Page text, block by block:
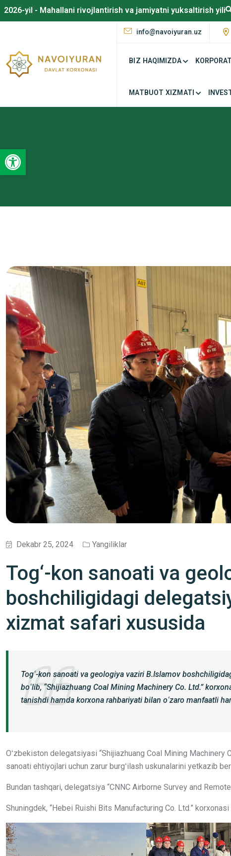
Open toolbar
2026-yil - Mahallani rivojlantirish va jamiyatni yuksaltirish yili
info@navoiyuran.uz
BIZ HAQIMIZDA
MATBUOT XIZMATI
Dekabr 25, 2024 Yangiliklar
Tog‘-kon sanoati va
boshchiligidagi
xizmat safari xususida
Togʻ-kon sanoati va geologiya vaziri B.Islamov
boʻlib, “Shijiazhuang Coal Mining Machinery Co. Ltd.”
tanishdi hamda korxona rahbariyati bilan oʻzaro manfaatli
Oʻzbekiston delegatsiyasi “Shijiazhuang Coal Mining Machinery
sanoati ehtiyojlari uchun zarur burgʻilash uskunalarini yetkazib
Bundan tashqari, delegatsiya “CNNC Airborne Survey and
Shuningdek, “Hebei Ruishi Bits Manufacturing Co. Ltd.”